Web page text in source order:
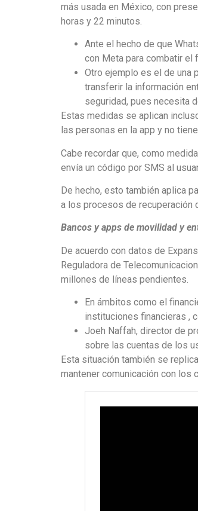
más usada en México, con
horas y 22 minutos.
Ante el hecho de que
con Meta para combatir
Otro ejemplo es el de una
transferir la información
seguridad, pues necesita
Estas medidas se aplican
las personas en la app y no
Cabe recordar que, como
envía un código por SMS al
De hecho, esto también aplica
a los procesos de recuperación
Bancos y apps de movilidad y
De acuerdo con datos de
Reguladora de
millones de líneas pendientes.
En ámbitos como el
instituciones financieras ,
Joeh Naffah, director de
sobre las cuentas de los
Esta situación también se
mantener comunicación con los